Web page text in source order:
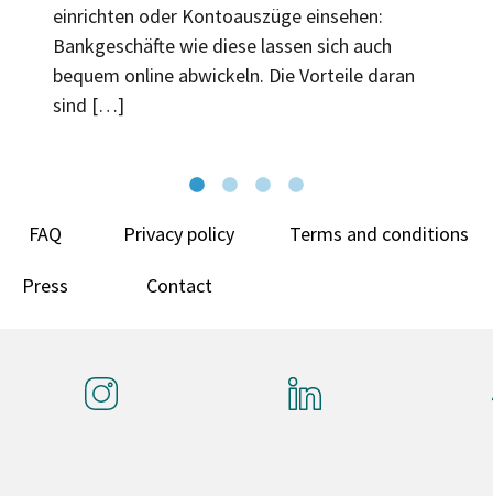
einrichten oder Kontoauszüge einsehen:
Bankgeschäfte wie diese lassen sich auch
bequem online abwickeln. Die Vorteile daran
sind […]
FAQ Privacy policy Terms and conditions
Press Contact